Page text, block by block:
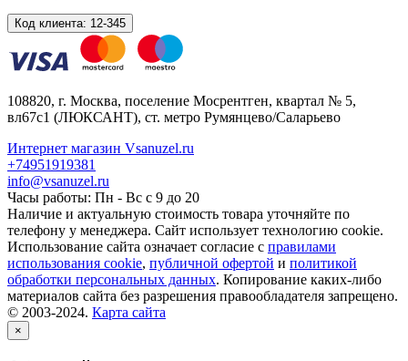
Код клиента: 12-345
108820, г. Москва, поселение Мосрентген, квартал № 5,
вл67с1 (ЛЮКСАНТ), ст. метро Румянцево/Саларьево
Интернет магазин Vsanuzel.ru
+74951919381
info@vsanuzel.ru
Часы работы: Пн - Вс с 9 до 20
Наличие и актуальную стоимость товара уточняйте по
телефону у менеджера. Сайт использует технологию cookie.
Использование сайта означает согласие с правилами
использования cookie, публичной офертой и политикой
обработки персональных данных. Копирование каких-либо
материалов сайта без разрешения правообладателя запрещено.
© 2003-2024. Карта сайта
×